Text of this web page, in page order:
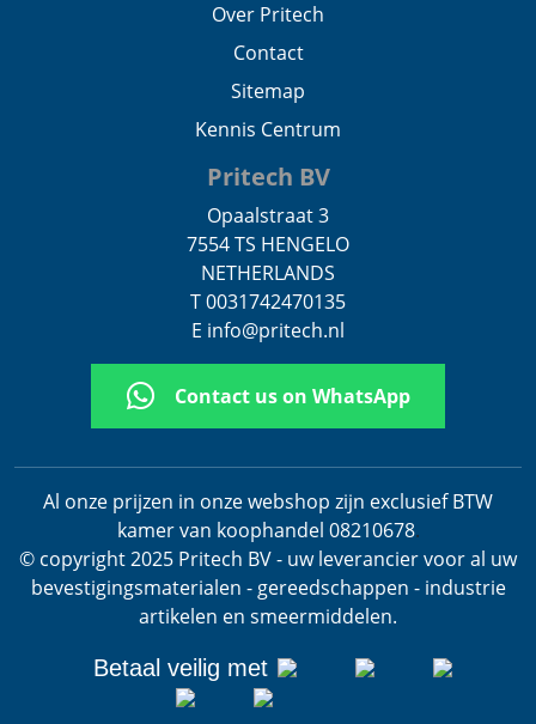
Over Pritech
Contact
Sitemap
Kennis Centrum
Pritech BV
Opaalstraat 3
7554 TS HENGELO
NETHERLANDS
T 0031742470135
E info@pritech.nl
Contact us on WhatsApp
Al onze prijzen in onze webshop zijn exclusief BTW
kamer van koophandel 08210678.
© copyright 2025 Pritech BV - uw leverancier voor al uw
bevestigingsmaterialen - gereedschappen - industrie
artikelen en smeermiddelen.
Betaal veilig met